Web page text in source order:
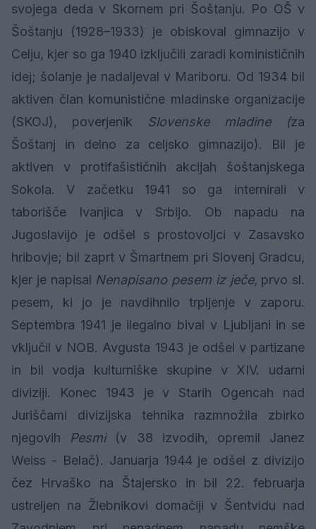
svojega deda v Skornem pri Šoštanju. Po OŠ v
Šoštanju (1928–1933) je obiskoval gimnazijo v
Celju, kjer so ga 1940 izključili zaradi kominističnih
idej; šolanje je nadaljeval v Mariboru. Od 1934 bil
aktiven član komunistične mladinske organizacije
(SKOJ), poverjenik Slovenske mladine (za
Šoštanj in delno za celjsko gimnazijo). Bil je
aktiven v protifašističnih akcijah šoštanjskega
Sokola. V začetku 1941 so ga internirali v
taborišče Ivanjica v Srbijo. Ob napadu na
Jugoslavijo je odšel s prostovoljci v Zasavsko
hribovje; bil zaprt v Šmartnem pri Slovenj Gradcu,
kjer je napisal Nenapisano pesem iz ječe, prvo sl.
pesem, ki jo je navdihnilo trpljenje v zaporu.
Septembra 1941 je ilegalno bival v Ljubljani in se
vključil v NOB. Avgusta 1943 je odšel v partizane
in bil vodja kulturniške skupine v XIV. udarni
diviziji. Konec 1943 je v Starih Ogencah nad
Juriščami divizijska tehnika razmnožila zbirko
njegovih Pesmi (v 38 izvodih, opremil Janez
Weiss - Belač). Januarja 1944 je odšel z divizijo
čez Hrvaško na Štajersko in bil 22. februarja
ustreljen na Žlebnikovi domačiji v Šentvidu nad